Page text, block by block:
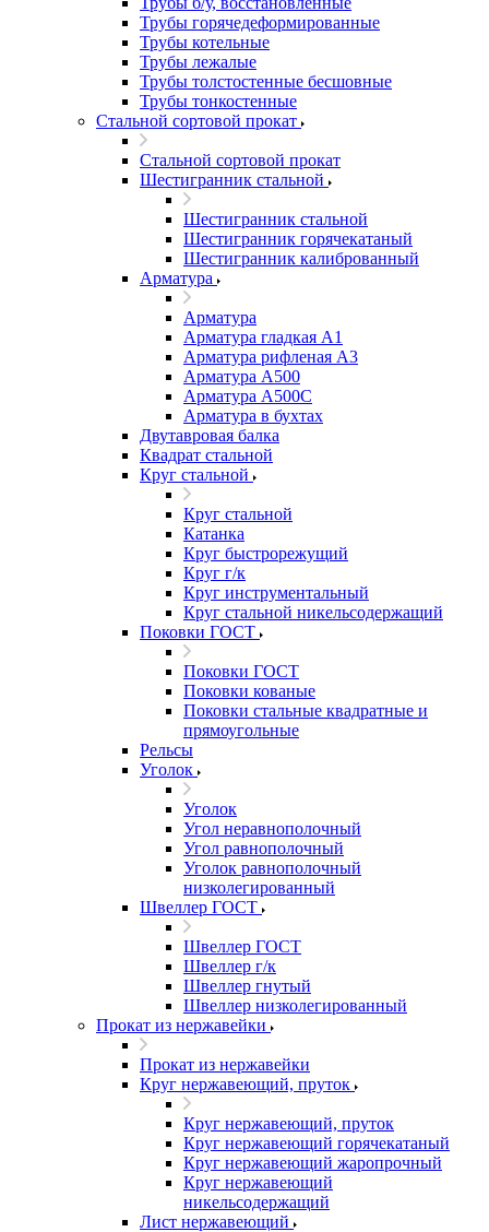
Трубы горячедеформированные
Трубы котельные
Трубы лежалые
Трубы толстостенные бесшовные
Трубы тонкостенные
Стальной сортовой прокат
Стальной сортовой прокат
Шестигранник стальной
Шестигранник стальной
Шестигранник горячекатаный
Шестигранник калиброванный
Арматура
Арматура
Арматура гладкая А1
Арматура рифленая А3
Арматура А500
Арматура А500С
Арматура в бухтах
Двутавровая балка
Квадрат стальной
Круг стальной
Круг стальной
Катанка
Круг быстрорежущий
Круг г/к
Круг инструментальный
Круг стальной никельсодержащий
Поковки ГОСТ
Поковки ГОСТ
Поковки кованые
Поковки стальные квадратные и
прямоугольные
Рельсы
Уголок
Уголок
Угол неравнополочный
Угол равнополочный
Уголок равнополочный
низколегированный
Швеллер ГОСТ
Швеллер ГОСТ
Швеллер г/к
Швеллер гнутый
Швеллер низколегированный
Прокат из нержавейки
Прокат из нержавейки
Круг нержавеющий, пруток
Круг нержавеющий, пруток
Круг нержавеющий горячекатаный
Круг нержавеющий жаропрочный
Круг нержавеющий
никельсодержащий
Лист нержавеющий